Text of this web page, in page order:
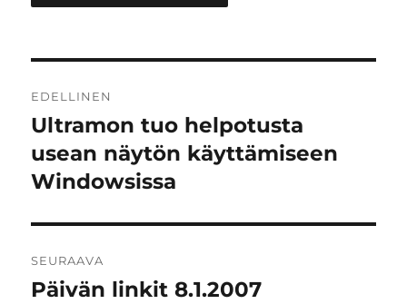
selaus
EDELLINEN
Edellinen
artikkeli:
Ultramon tuo helpotusta
usean näytön käyttämiseen
Windowsissa
SEURAAVA
Seuraava
Päivän linkit 8.1.2007